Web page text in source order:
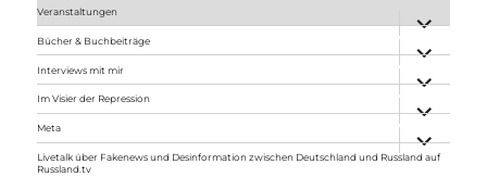
Veranstaltungen
anzeigen
Bücher & Buchbeiträge
anzeigen
Interviews mit mir
anzeigen
Im Visier der Repression
anzeigen
Meta
anzeigen
Livetalk über Fakenews und Desinformation zwischen Deutschland und Russland auf
Russland.tv